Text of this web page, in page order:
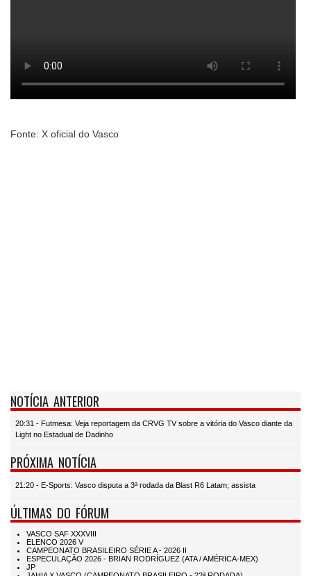
Fonte: X oficial do Vasco
NOTÍCIA ANTERIOR
20:31 - Futmesa: Veja reportagem da CRVG TV sobre a vitória do Vasco diante da
Light no Estadual de Dadinho
PRÓXIMA NOTÍCIA
21:20 - E-Sports: Vasco disputa a 3ª rodada da Blast R6 Latam; assista
ÚLTIMAS DO FÓRUM